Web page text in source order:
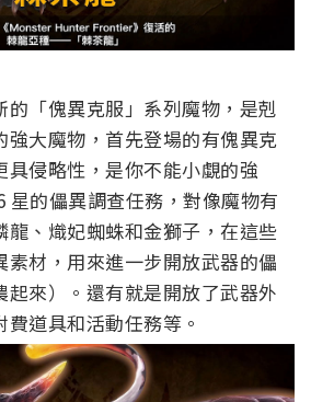
的「傀異克服」系列魔物，是剋
強大魔物，首先登場的有傀異克
具侵略性，是你不能小覷的強
星的儡異調查任務，對像魔物有
龍、熾妃蜘蛛和金獅子，在這些
材，用來進一步開放武器的儡
起來）。還有就是開放了武器外
道具和活動任務等。